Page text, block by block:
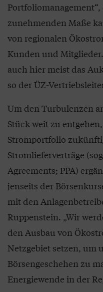
zunehmenden Maße
von regionalen
Kunden und
auch hier meist das
so der ÜZ-
Um den Turbulenzen
Stück weit zu
Stromportfolio
Stromlieferverträge
Agreements; PPA)
jenseits der
mit den
Ruppenstein. „Wir
den Ausbau von
Netzgebiet setzen, um
Börsengeschehen zu
Energiewende in der